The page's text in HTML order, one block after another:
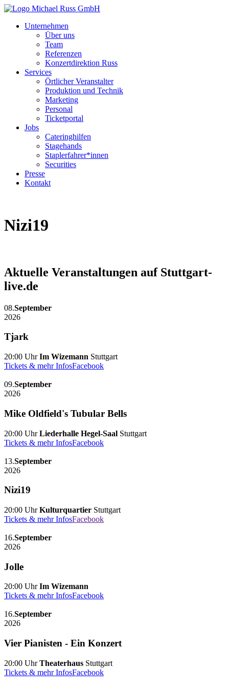
Unternehmen
Über uns
Team
Referenzen
Konzertdirektion Russ
Services
Örtlicher Veranstalter
Produktion und Technik
Marketing
Personal
Ticketportal
Jobs
Cateringhilfen
Stagehands
Staplerfahrer*innen
Securities
Presse
Kontakt
Nizi19
Aktuelle Veranstaltungen auf Stuttgart-
live.de
08.September
2026
Tjark
20:00 UhrIm Wizemann Stuttgart
Tickets & mehr InfosFacebook
09.September
2026
Mike Oldfield's Tubular Bells
20:00 UhrLiederhalle Hegel-Saal Stuttgart
Tickets & mehr InfosFacebook
13.September
2026
Nizi19
20:00 UhrKulturquartier Stuttgart
Tickets & mehr InfosFacebook
16.September
2026
Jolle
20:00 UhrIm Wizemann
Tickets & mehr InfosFacebook
16.September
2026
Vier Pianisten - Ein Konzert
20:00 UhrTheaterhaus Stuttgart
Tickets & mehr InfosFacebook